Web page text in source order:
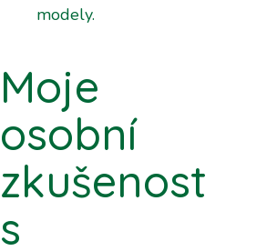
modely.
Moje
osobní
zkušenost
s